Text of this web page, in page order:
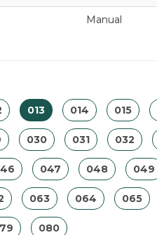
Manual
013 014 015
030 031 032
047 048 049
063 064 065
080